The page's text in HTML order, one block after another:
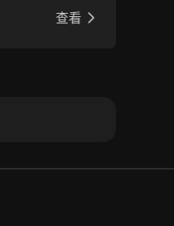
劃，並與多種
援和道德採購
查看